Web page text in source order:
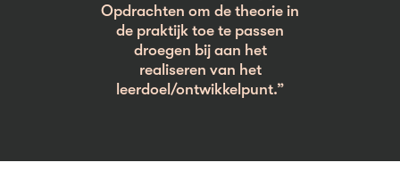
Opdrachten om de theorie in
de praktijk toe te passen
droegen bij aan het
realiseren van het
leerdoel/ontwikkelpunt.”